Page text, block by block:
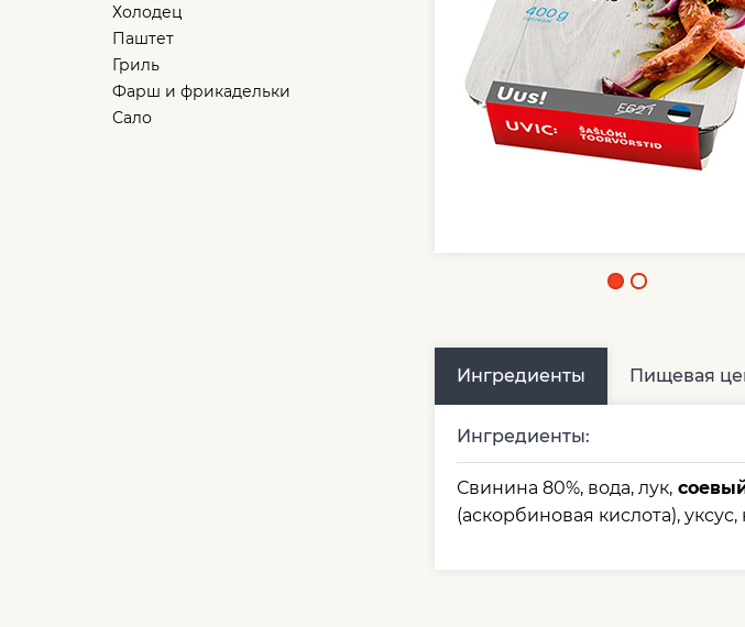
Холодец
Паштет
Гриль
Фарш и фрикадельки
Сало
Ингредиенты Пищевая
Ингредиенты:
Свинина 80%, вода, лук,
(аскорбиновая кислота),